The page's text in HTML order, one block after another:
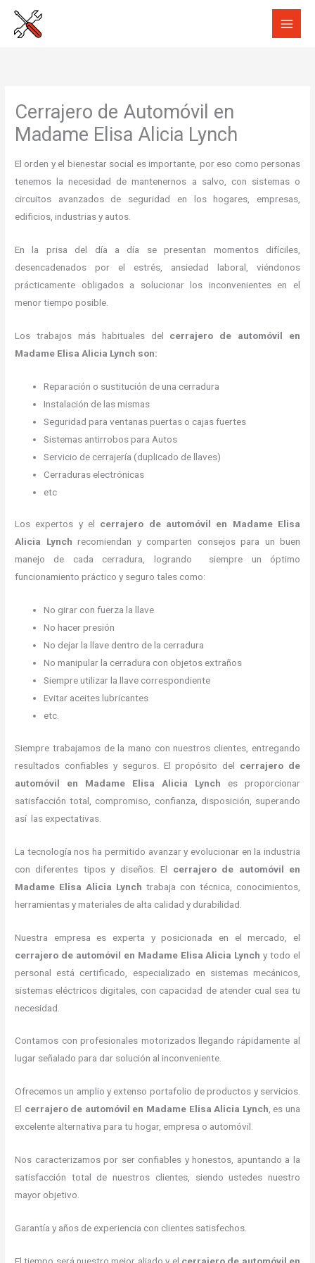
Cerrajero de Automóvil en
Madame Elisa Alicia Lynch
El orden y el bienestar social es importante, por eso como personas
tenemos la necesidad de mantenernos a salvo, con sistemas o
circuitos avanzados de seguridad en los hogares, empresas,
edificios, industrias y autos.
En la prisa del día a día se presentan momentos difíciles,
desencadenados por el estrés, ansiedad laboral, viéndonos
prácticamente obligados a solucionar los inconvenientes en el
menor tiempo posible.
Los trabajos más habituales del cerrajero de automóvil en
Madame Elisa Alicia Lynch son:
Reparación o sustitución de una cerradura
Instalación de las mismas
Seguridad para ventanas puertas o cajas fuertes
Sistemas antirrobos para Autos
Servicio de cerrajería (duplicado de llaves)
Cerraduras electrónicas
etc
Los expertos y el cerrajero de automóvil en Madame Elisa
Alicia Lynch recomiendan y comparten consejos para un buen
manejo de cada cerradura, logrando siempre un óptimo
funcionamiento práctico y seguro tales como:
No girar con fuerza la llave
No hacer presión
No dejar la llave dentro de la cerradura
No manipular la cerradura con objetos extraños
Siempre utilizar la llave correspondiente
Evitar aceites lubricantes
etc.
Siempre trabajamos de la mano con nuestros clientes, entregando
resultados confiables y seguros. El propósito del cerrajero de
automóvil en Madame Elisa Alicia Lynch es proporcionar
satisfacción total, compromiso, confianza, disposición, superando
así las expectativas.
La tecnología nos ha permitido avanzar y evolucionar en la industria
con diferentes tipos y diseños. El cerrajero de automóvil en
Madame Elisa Alicia Lynch trabaja con técnica, conocimientos,
herramientas y materiales de alta calidad y durabilidad.
Nuestra empresa es experta y posicionada en el mercado, el
cerrajero de automóvil en Madame Elisa Alicia Lynch y todo el
personal está certificado, especializado en sistemas mecánicos,
sistemas eléctricos digitales, con capacidad de atender cual sea tu
necesidad.
Contamos con profesionales motorizados llegando rápidamente al
lugar señalado para dar solución al inconveniente.
Ofrecemos un amplio y extenso portafolio de productos y servicios.
El cerrajero de automóvil en Madame Elisa Alicia Lynch, es una
excelente alternativa para tu hogar, empresa o automóvil.
Nos caracterizamos por ser confiables y honestos, apuntando a la
satisfacción total de nuestros clientes, siendo ustedes nuestro
mayor objetivo.
Garantía y años de experiencia con clientes satisfechos.